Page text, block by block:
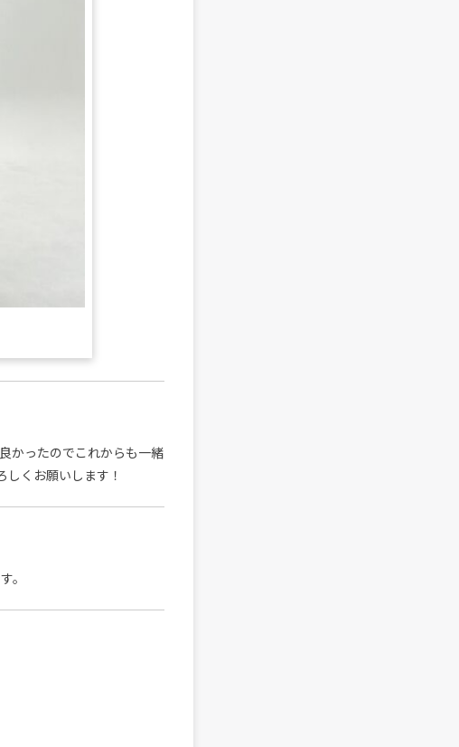
かったのでこれからも一緒
くお願いします！
。